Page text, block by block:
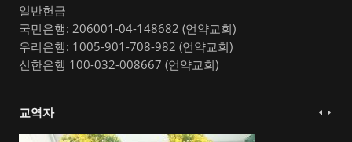
일반헌금
국민은행: 206001-04-148682 (언약교회)
우리은행: 1005-901-708-982 (언약교회)
신한은행 100-032-008667 (언약교회)
교역자